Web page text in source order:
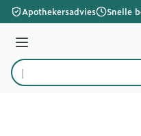
Ga naar de inhoud
Apothekersadvies Snelle
Menu
Product, merk,